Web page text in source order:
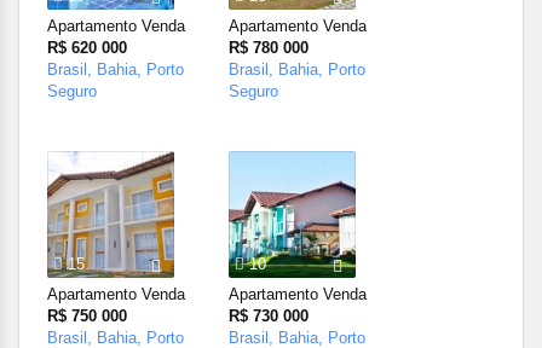
Apartamento Venda
R$ 620 000
Brasil, Bahia, Porto
Seguro
Apartamento Venda
R$ 780 000
Brasil, Bahia, Porto
Seguro
15
Apartamento Venda
R$ 750 000
Brasil, Bahia, Porto
10
Apartamento Venda
R$ 730 000
Brasil, Bahia, Porto